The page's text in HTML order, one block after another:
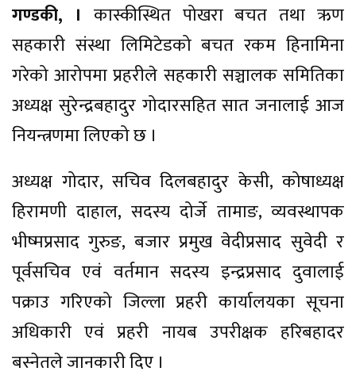
गण्डकी, । कास्कीस्थित पोखरा बचत तथा ऋण
सहकारी संस्था लिमिटेडको बचत रकम हिनामिना
गरेको आरोपमा प्रहरीले सहकारी सञ्चालक समितिका
अध्यक्ष सुरेन्द्रबहादुर गोदारसहित सात जनालाई आज
नियन्त्रणमा लिएको छ ।
अध्यक्ष गोदार, सचिव दिलबहादुर केसी, कोषाध्यक्ष
हिरामणी दाहाल, सदस्य दोर्जे तामाङ, व्यवस्थापक
भीष्मप्रसाद गुरुङ, बजार प्रमुख वेदीप्रसाद सुवेदी र
पूर्वसचिव एवं वर्तमान सदस्य इन्द्रप्रसाद दुवालाई
पक्राउ गरिएको जिल्ला प्रहरी कार्यालयका सूचना
अधिकारी एवं प्रहरी नायब उपरीक्षक हरिबहादर
बस्नेतले जानकारी दिए ।